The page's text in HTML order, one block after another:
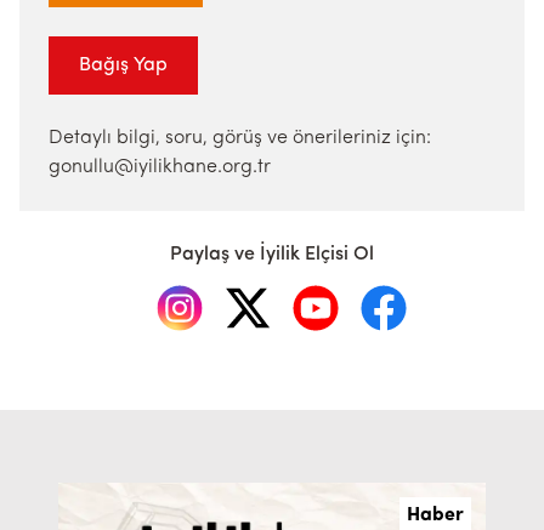
Bağış Yap
Detaylı bilgi, soru, görüş ve önerileriniz için:
gonullu@iyilikhane.org.tr
Paylaş ve İyilik Elçisi Ol
Haber